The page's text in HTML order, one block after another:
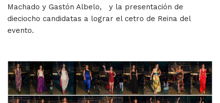
Machado y Gastón Albelo, y la presentación de
dieciocho candidatas a lograr el cetro de Reina del
evento.